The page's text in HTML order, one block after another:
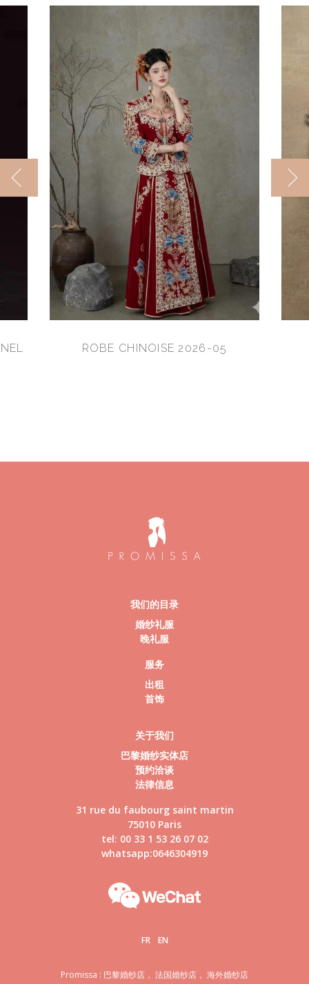
ROBE CHINOISE 2026-05
我们的目录
婚纱礼服
晚礼服
服务
出租
首饰
关于我们
巴黎婚纱实体店
预约洽谈
法律信息
31 rue du faubourg saint martin
75010 Paris
tel: 00 33 1 53 26 07 02
whatsapp:0646304919
FR EN
Promissa : 巴黎婚纱店， 法国婚纱店， 海外婚纱店